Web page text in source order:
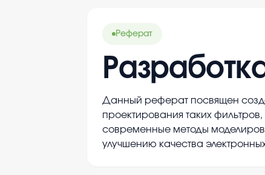
Реферат
Данный реферат посвящен
проектирования таких
современные методы
улучшению качества